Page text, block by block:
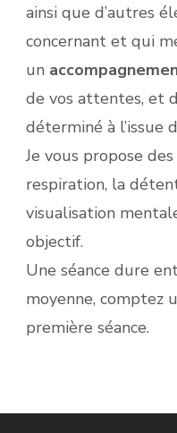
ainsi que d’autres
concernant et qui
un
de vos attentes, et
déterminé à l’issue
Je vous propose
respiration, la
visualisation
objectif.
Une séance dure
moyenne, comptez
première séance.